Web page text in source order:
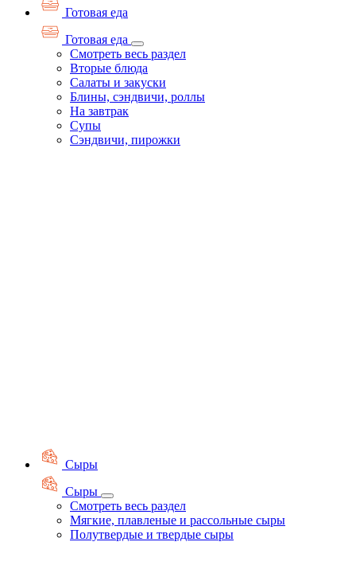
Готовая еда
Готовая еда
Смотреть весь раздел
Вторые блюда
Салаты и закуски
Блины, сэндвичи, роллы
На завтрак
Супы
Сэндвичи, пирожки
Сыры
Сыры
Смотреть весь раздел
Мягкие, плавленые и рассольные сыры
Полутвердые и твердые сыры